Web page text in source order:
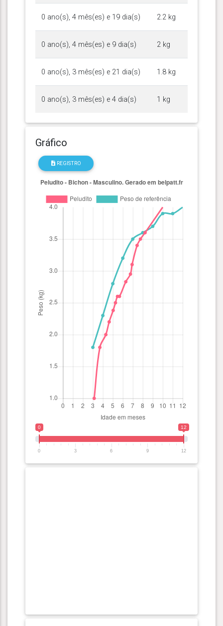
0 ano(s), 4 mês(es) e 19 dia(s) 2.2 kg
0 ano(s), 4 mês(es) e 9 dia(s) 2 kg
0 ano(s), 3 mês(es) e 21 dia(s) 1.8 kg
0 ano(s), 3 mês(es) e 4 dia(s) 1 kg
Gráfico
REGISTRO
0 12
0 3 6 9 12